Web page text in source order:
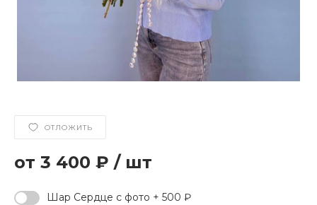
ОТЛОЖИТЬ
3 400 ₽ / шт
Шар Сердце с фото + 500 ₽